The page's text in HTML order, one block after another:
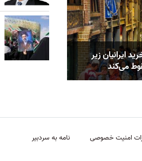
ایرانیان زیر
می‌کند
امنیت خصوصی نامه به سردبیر